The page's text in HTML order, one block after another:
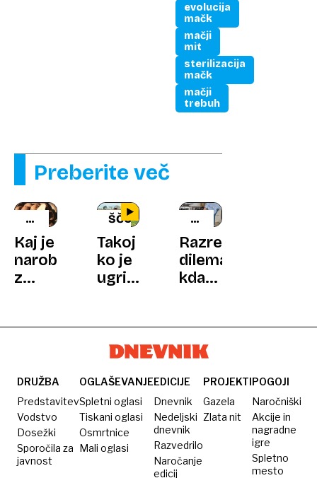
evolucija
mačk
mačji
mit
sterilizacija
mačk
mačji
trebuh
Preberite več
KMETIJSKI
NASVETI
Kaj je
narobe
z
in ali
jeste?
ŠČUKA
Takoj
ko je
ugriznila,
da je
velika,
tudi
največja
doslej
ulovljena
v tem
KONEC
Razrešena
dilema:
kdaj
odpreti
vrata
stroja
DRUŽBA
Predstavitev
Vodstvo
Dosežki
Sporočila za
javnost
OGLAŠEVANJE
Spletni oglasi
Tiskani oglasi
Osmrtnice
Mali oglasi
EDICIJE
Dnevnik
Nedeljski
dnevnik
Razvedrilo
Naročanje
edicij
PROJEKTI
Gazela
Zlata nit
POGOJI
Naročniški
Akcije in
nagradne
igre
Spletno
mesto